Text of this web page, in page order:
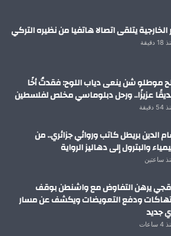
الخارجية يتلقى اتصالا هاتفيا من نظيره التركي
دقيقة
موطلو شن ينعى دياب اللوح: فقدتُ أخًا
عزيزًا.. ورحل دبلوماسي مخلص لفلسطين
دقيقة
الدين بريطل كاتب وروائي جزائري.. من
والبترول إلى دهاليز الرواية
ساعتين
يرهن التفاوض مع واشنطن بوقف
ودفع التعويضات ويكشف عن مسار
جديد
ساعات